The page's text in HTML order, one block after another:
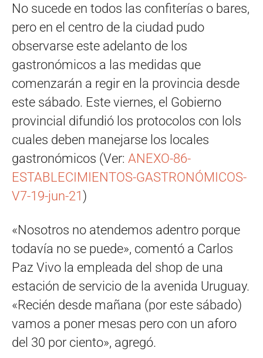
No sucede en todos las confiterías o bares,
pero en el centro de la ciudad pudo
observarse este adelanto de los
gastronómicos a las medidas que
comenzarán a regir en la provincia desde
este sábado. Este viernes, el Gobierno
provincial difundió los protocolos con lols
cuales deben manejarse los locales
gastronómicos (Ver: ANEXO-86-
ESTABLECIMIENTOS-GASTRONÓMICOS-
V7-19-jun-21)
«Nosotros no atendemos adentro porque
todavía no se puede», comentó a Carlos
Paz Vivo la empleada del shop de una
estación de servicio de la avenida Uruguay.
«Recién desde mañana (por este sábado)
vamos a poner mesas pero con un aforo
del 30 por ciento», agregó.